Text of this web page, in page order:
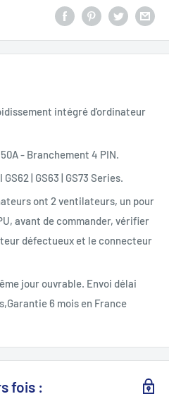
intégré d'ordinateur
- Branchement 4 PIN.
| GS63 | GS73 Series.
ont 2 ventilateurs, un pour
avant de commander, vérifier
défectueux et le connecteur
jour ouvrable. Envoi délai
6 mois en France
fois :